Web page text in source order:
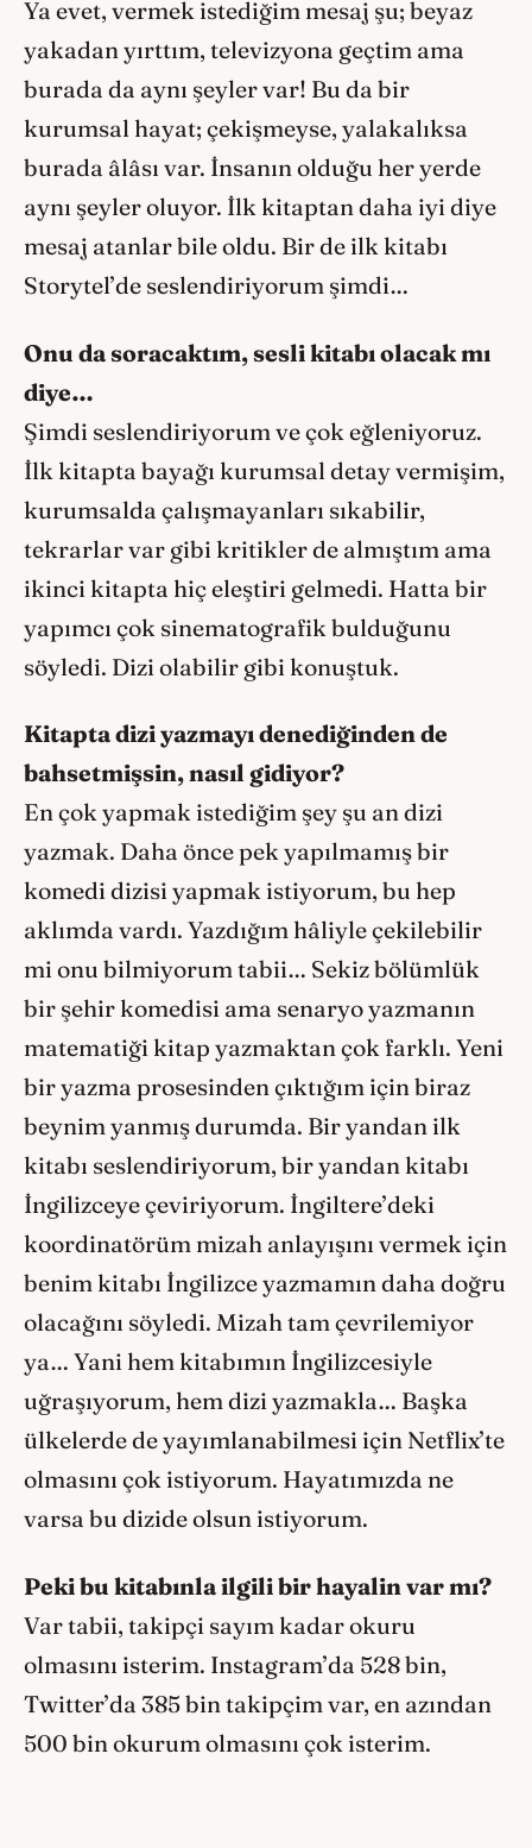
Ya evet, vermek istediğim mesaj şu; beyaz
yakadan yırttım, televizyona geçtim ama
burada da aynı şeyler var! Bu da bir
kurumsal hayat; çekişmeyse, yalakalıksa
burada âlâsı var. İnsanın olduğu her yerde
aynı şeyler oluyor. İlk kitaptan daha iyi diye
mesaj atanlar bile oldu. Bir de ilk kitabı
Storytel’de seslendiriyorum şimdi…
Onu da soracaktım, sesli kitabı olacak mı
diye…
Şimdi seslendiriyorum ve çok eğleniyoruz.
İlk kitapta bayağı kurumsal detay vermişim,
kurumsalda çalışmayanları sıkabilir,
tekrarlar var gibi kritikler de almıştım ama
ikinci kitapta hiç eleştiri gelmedi. Hatta bir
yapımcı çok sinematografik bulduğunu
söyledi. Dizi olabilir gibi konuştuk.
Kitapta dizi yazmayı denediğinden de
bahsetmişsin, nasıl gidiyor?
En çok yapmak istediğim şey şu an dizi
yazmak. Daha önce pek yapılmamış bir
komedi dizisi yapmak istiyorum, bu hep
aklımda vardı. Yazdığım hâliyle çekilebilir
mi onu bilmiyorum tabii… Sekiz bölümlük
bir şehir komedisi ama senaryo yazmanın
matematiği kitap yazmaktan çok farklı. Yeni
bir yazma prosesinden çıktığım için biraz
beynim yanmış durumda. Bir yandan ilk
kitabı seslendiriyorum, bir yandan kitabı
İngilizceye çeviriyorum. İngiltere’deki
koordinatörüm mizah anlayışını vermek için
benim kitabı İngilizce yazmamın daha doğru
olacağını söyledi. Mizah tam çevrilemiyor
ya… Yani hem kitabımın İngilizcesiyle
uğraşıyorum, hem dizi yazmakla… Başka
ülkelerde de yayımlanabilmesi için Netflix’te
olmasını çok istiyorum. Hayatımızda ne
varsa bu dizide olsun istiyorum.
Peki bu kitabınla ilgili bir hayalin var mı?
Var tabii, takipçi sayım kadar okuru
olmasını isterim. Instagram’da 528 bin,
Twitter’da 385 bin takipçim var, en azından
500 bin okurum olmasını çok isterim.